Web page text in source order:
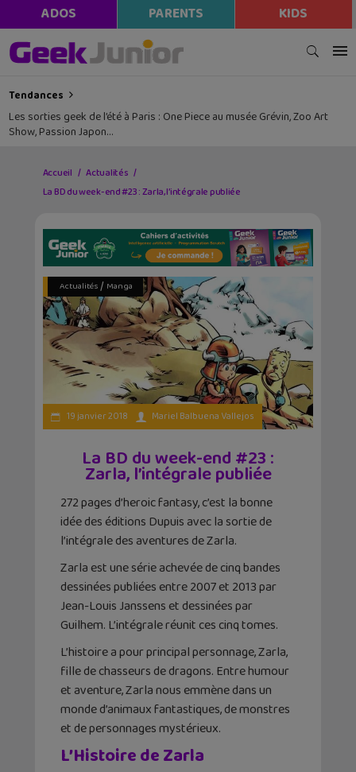
ADOS PARENTS KIDS
Tendances
Les sorties geek de l’été à Paris : One Piece au musée Grévin, Zoo Art
Show, Passion Japon…
Accueil
Actualités
La BD du week-end #23 : Zarla, l’intégrale publiée
Actualités/ Manga
19 janvier 2018 Mariel Balbuena Vallejos
La BD du week-end #23 :
Zarla, l’intégrale publiée
272 pages d’heroic fantasy, c’est la bonne
idée des éditions Dupuis avec la sortie de
l’intégrale des aventures de Zarla.
Zarla est une série achevée de cinq bandes
dessinées publiées entre 2007 et 2013 par
Jean-Louis Janssens et dessinées par
Guilhem. L’intégrale réunit ces cinq tomes.
L’histoire a pour principal personnage, Zarla,
fille de chasseurs de dragons. Entre humour
et aventure, Zarla nous emmène dans un
monde d’animaux fantastiques, de monstres
et de personnages mystérieux.
L’Histoire de Zarla